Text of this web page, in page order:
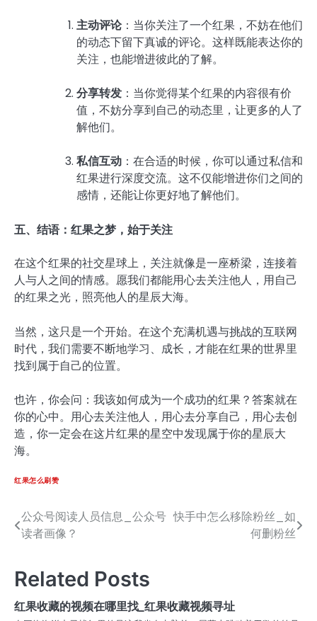
主动评论：当你关注了一个红果，不妨在他们
的动态下留下真诚的评论。这样既能表达你的
关注，也能增进彼此的了解。
分享转发 ：当你觉得某个红果的内容很有价
值，不妨分享到自己的动态里，让更多的人了
解他们。
私信互动 ：在合适的时候，你可以通过私信和
红果进行深度交流。这不仅能增进你们之间的
感情，还能让你更好地了解他们。
五、结语：红果之梦，始于关注
在这个红果的社交星球上，关注就像是一座桥梁，连接着
人与人之间的情感。愿我们都能用心去关注他人，用自己
的红果之光，照亮他人的星辰大海。
当然，这只是一个开始。在这个充满机遇与挑战的互联网
时代，我们需要不断地学习、成长，才能在红果的世界里
找到属于自己的位置。
也许，你会问：我该如何成为一个成功的红果？答案就在
你的心中。用心去关注他人，用心去分享自己，用心去创
造，你一定会在这片红果的星空中发现属于你的星辰大
海。
红果怎么刷赞
文
章
导
航
公众号阅读人员信息_公众号
读者画像？
快手中怎么移除粉丝_如
何删粉丝
Related Posts
红果收藏的视频在哪里找_红果收藏视频寻址